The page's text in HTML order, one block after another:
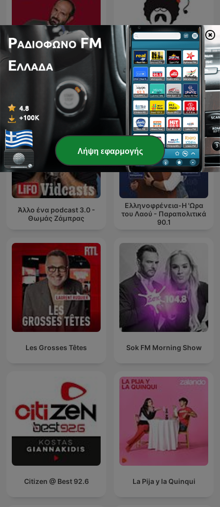
Ό,τι να 'ναι με τον Μάνο
Βουλαρίνο
Ellinofreneia Official
Άλλο ένα podcast 3.0 -
Θωμάς Ζάμπρας
Ελληνοφρένεια-Η 'Ωρα
του Λαού - Παραπολιτικά
90.1
Les Grosses Têtes Sok FM Morning Show
Citizen @ Best 92.6 La Pija y la Quinqui
Λήψη εφαρμογής